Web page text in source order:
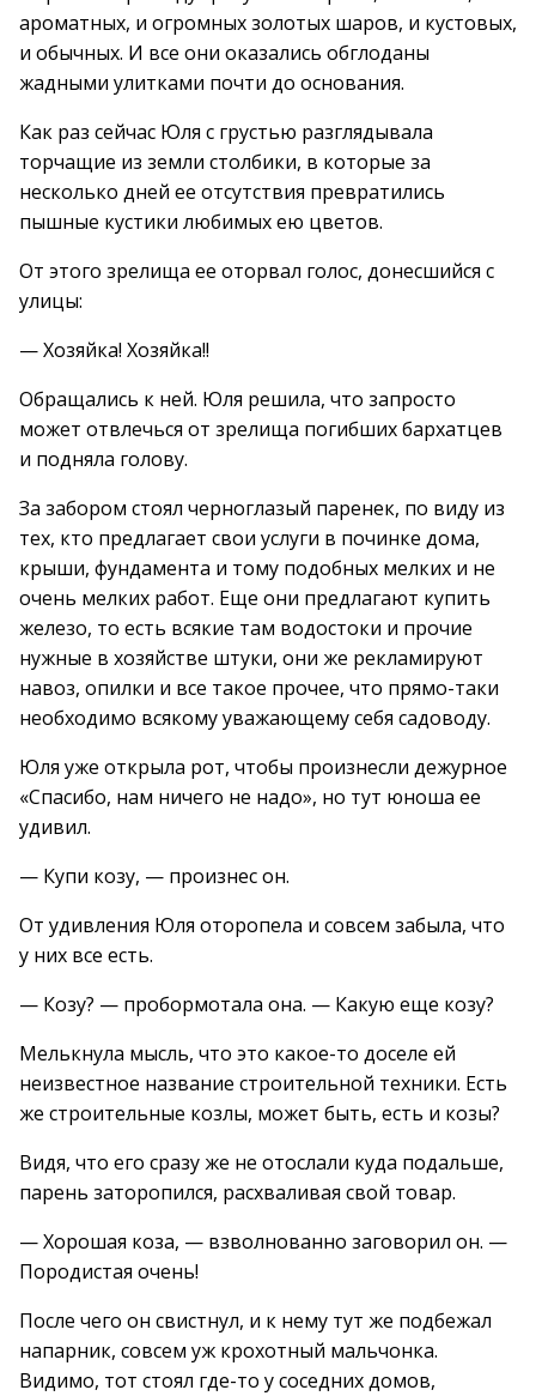
ароматных, и огромных золотых шаров, и кустовых,
и обычных. И все они оказались обглоданы
жадными улитками почти до основания.
Как раз сейчас Юля с грустью разглядывала
торчащие из земли столбики, в которые за
несколько дней ее отсутствия превратились
пышные кустики любимых ею цветов.
От этого зрелища ее оторвал голос, донесшийся с
улицы:
— Хозяйка! Хозяйка!!
Обращались к ней. Юля решила, что запросто
может отвлечься от зрелища погибших бархатцев
и подняла голову.
За забором стоял черноглазый паренек, по виду из
тех, кто предлагает свои услуги в починке дома,
крыши, фундамента и тому подобных мелких и не
очень мелких работ. Еще они предлагают купить
железо, то есть всякие там водостоки и прочие
нужные в хозяйстве штуки, они же рекламируют
навоз, опилки и все такое прочее, что прямо-таки
необходимо всякому уважающему себя садоводу.
Юля уже открыла рот, чтобы произнесли дежурное
«Спасибо, нам ничего не надо», но тут юноша ее
удивил.
— Купи козу, — произнес он.
От удивления Юля оторопела и совсем забыла, что
у них все есть.
— Козу? — пробормотала она. — Какую еще козу?
Мелькнула мысль, что это какое-то доселе ей
неизвестное название строительной техники. Есть
же строительные козлы, может быть, есть и козы?
Видя, что его сразу же не отослали куда подальше,
парень заторопился, расхваливая свой товар.
— Хорошая коза, — взволнованно заговорил он. —
Породистая очень!
После чего он свистнул, и к нему тут же подбежал
напарник, совсем уж крохотный мальчонка.
Видимо, тот стоял где-то у соседних домов,